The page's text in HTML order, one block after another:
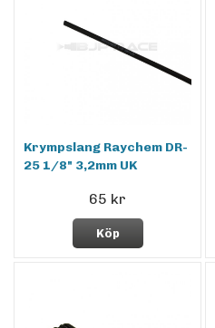
Krympslang Raychem DR-
25 1/8" 3,2mm UK
65 kr
Köp